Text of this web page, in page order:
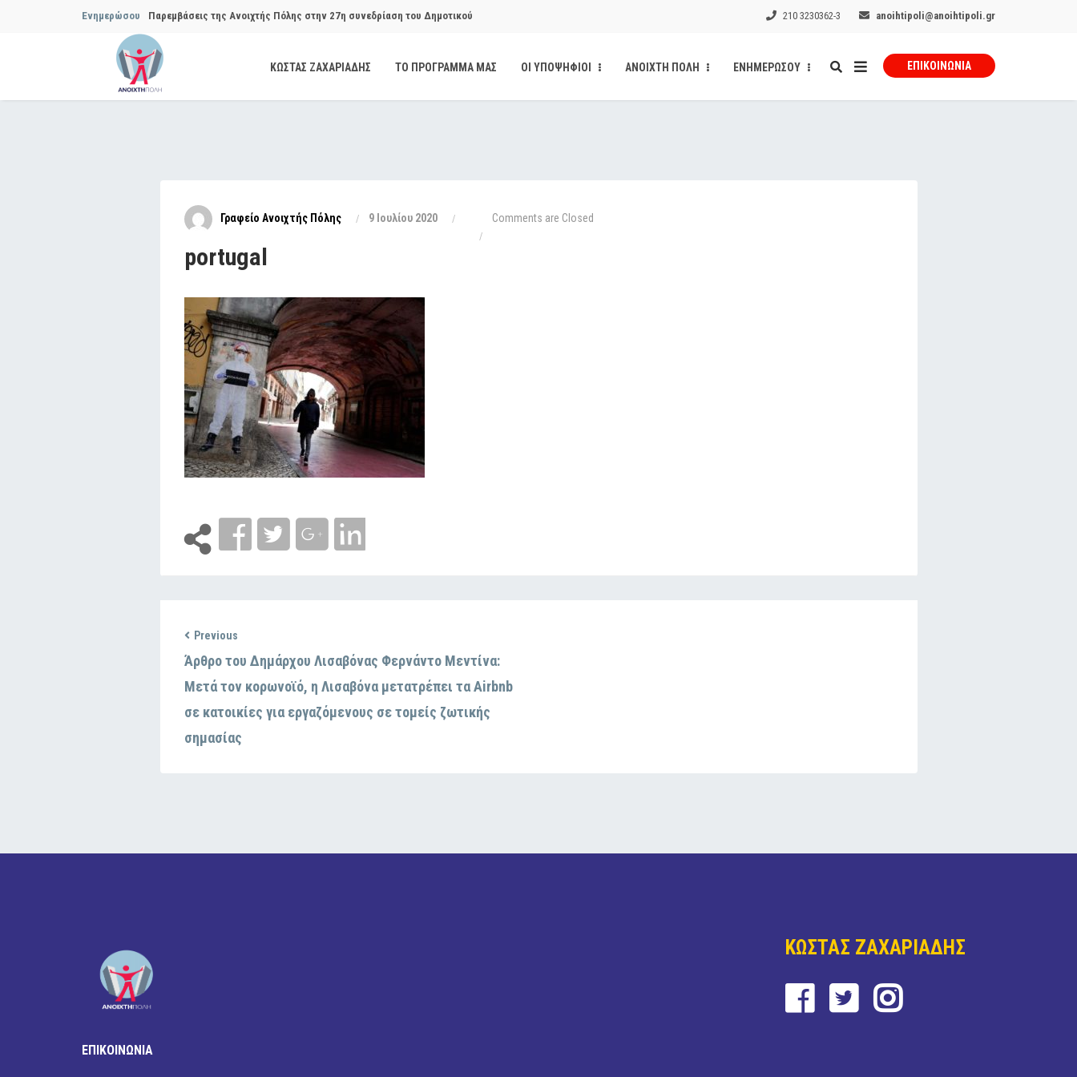
Ενημερώσου Παρεμβάσεις της Ανοιχτής Πόλης στην 27η συνεδρίαση του Δημοτικού
Συμβουλίου του Δήμου…
Παρεμβάσεις της Ανοιχτής Πόλης στην 29η συνεδρίαση του Δημοτικού
Θεσμική θωράκιση των εγκύων αιρετών μετά από την παρέμβαση της Ανοιχτής
Να αποκατασταθεί με εγγυήσεις, διαφάνεια και δημοσιότητα το αίσθημα
ασφάλειας στην Κυψέλη
210 3230362-3 anoihtipoli@anoihtipoli.gr
ΚΩΣΤΑΣ ΖΑΧΑΡΙΑΔΗΣ ΤΟ ΠΡΟΓΡΑΜΜΑ ΜΑΣ ΟΙ ΥΠΟΨΗΦΙΟΙ ΑΝΟΙΧΤΗ ΠΟΛΗ ΕΝΗΜΕΡΩΣΟΥ ΕΠΙΚΟΙΝΩΝΊΑ
Γραφείο Ανοιχτής Πόλης 9 Ιουλίου 2020 Comments are Closed
portugal
Previous
Άρθρο του Δημάρχου Λισαβόνας Φερνάντο Μεντίνα:
Μετά τον κορωνοϊό, η Λισαβόνα μετατρέπει τα Airbnb
σε κατοικίες για εργαζόμενους σε τομείς ζωτικής
σημασίας
ΕΠΙΚΟΙΝΩΝΙΑ
ΚΩΣΤΑΣ ΖΑΧΑΡΙΑΔΗΣ